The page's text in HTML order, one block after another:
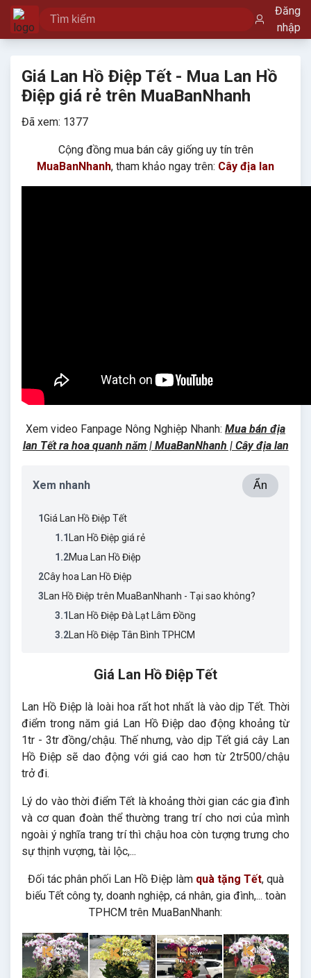
Đăng
nhập
Giá Lan Hồ Điệp Tết - Mua Lan Hồ
Điệp giá rẻ trên MuaBanNhanh
Đã xem: 1377
Cộng đồng mua bán cây giống uy tín trên
MuaBanNhanh, tham khảo ngay trên: Cây địa lan
Xem video Fanpage Nông Nghiệp Nhanh: Mua bán địa
lan Tết ra hoa quanh năm | MuaBanNhanh | Cây địa lan
Xem nhanh Ẩn
1Giá Lan Hồ Điệp Tết
1.1
Lan Hồ Điệp giá rẻ
1.2Mua Lan Hồ Điệp
2Cây hoa Lan Hồ Điệp
3 Lan Hồ Điệp trên MuaBanNhanh - Tại sao không?
3.1
Lan Hồ Điệp Đà Lạt Lâm Đồng
3.2 Lan Hồ Điệp Tân Bình TPHCM
Giá Lan Hồ Điệp Tết
Lan Hồ Điệp là loài hoa rất hot nhất là vào dịp Tết. Thời
điểm trong năm giá Lan Hồ Điệp dao động khoảng từ
1tr - 3tr đồng/chậu. Thế nhưng, vào dịp Tết giá cây Lan
Hồ Điệp sẽ dao động với giá cao hơn từ 2tr500/chậu
trở đi.
Lý do vào thời điểm Tết là khoảng thời gian các gia đình
và cơ quan đoàn thể thường trang trí cho nơi của mình
ngoài ý nghĩa trang trí thì chậu hoa còn tượng trưng cho
sự thịnh vượng, tài lộc,...
Đối tác phân phối Lan Hồ Điệp làm quà tặng Tết, quà
biếu Tết công ty, doanh nghiệp, cá nhân, gia đình,... toàn
TPHCM trên MuaBanNhanh: